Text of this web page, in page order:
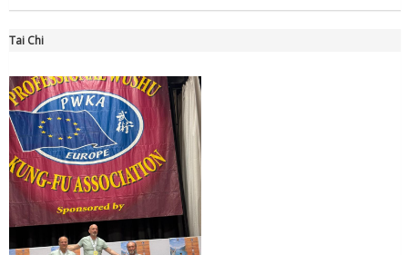
Tiziano Pesce a Radio InBlu2000 traccia il bilancio della stagione
Tai Chi